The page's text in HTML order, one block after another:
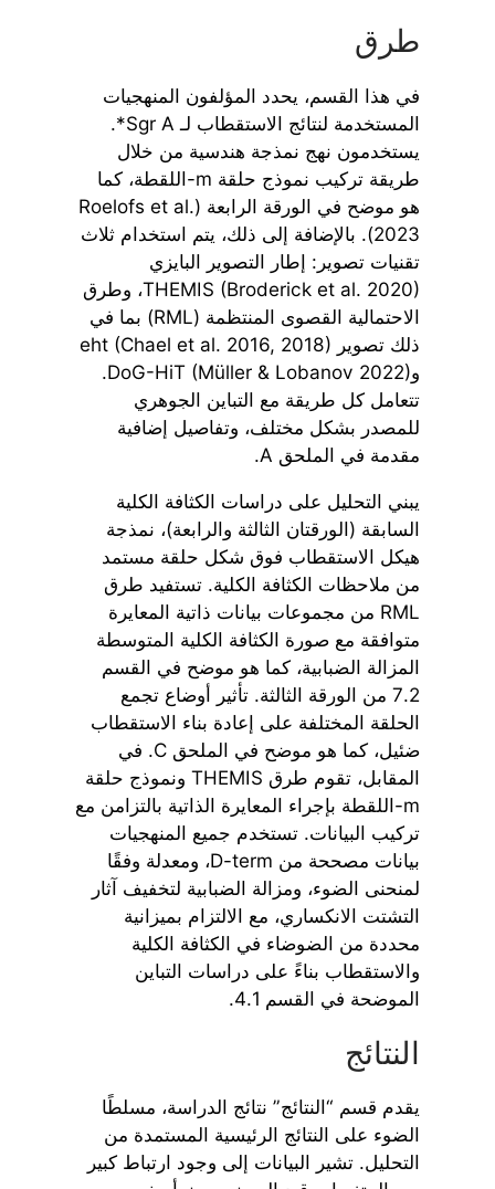
طرق
في هذا القسم، يحدد المؤلفون المنهجيات
المستخدمة لنتائج الاستقطاب لـ Sgr A*.
يستخدمون نهج نمذجة هندسية من خلال
طريقة تركيب نموذج حلقة m-اللقطة، كما
هو موضح في الورقة الرابعة (Roelofs et al.
2023). بالإضافة إلى ذلك، يتم استخدام ثلاث
تقنيات تصوير: إطار التصوير البايزي
THEMIS (Broderick et al. 2020)، وطرق
الاحتمالية القصوى المنتظمة (RML) بما في
ذلك تصوير eht (Chael et al. 2016, 2018)
وDoG-HiT (Müller & Lobanov 2022).
تتعامل كل طريقة مع التباين الجوهري
للمصدر بشكل مختلف، وتفاصيل إضافية
مقدمة في الملحق A.
يبني التحليل على دراسات الكثافة الكلية
السابقة (الورقتان الثالثة والرابعة)، نمذجة
هيكل الاستقطاب فوق شكل حلقة مستمد
من ملاحظات الكثافة الكلية. تستفيد طرق
RML من مجموعات بيانات ذاتية المعايرة
متوافقة مع صورة الكثافة الكلية المتوسطة
المزالة الضبابية، كما هو موضح في القسم
7.2 من الورقة الثالثة. تأثير أوضاع تجمع
الحلقة المختلفة على إعادة بناء الاستقطاب
ضئيل، كما هو موضح في الملحق C. في
المقابل، تقوم طرق THEMIS ونموذج حلقة
m-اللقطة بإجراء المعايرة الذاتية بالتزامن مع
تركيب البيانات. تستخدم جميع المنهجيات
بيانات مصححة من D-term، ومعدلة وفقًا
لمنحنى الضوء، ومزالة الضبابية لتخفيف آثار
التشتت الانكساري، مع الالتزام بميزانية
محددة من الضوضاء في الكثافة الكلية
والاستقطاب بناءً على دراسات التباين
الموضحة في القسم 4.1.
النتائج
يقدم قسم “النتائج” نتائج الدراسة، مسلطًا
الضوء على النتائج الرئيسية المستمدة من
التحليل. تشير البيانات إلى وجود ارتباط كبير